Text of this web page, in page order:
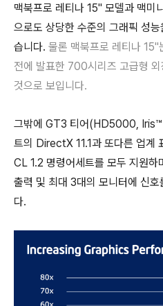
맥북프로 레티나 15" 모델과 맥미
으로도 상당한 수준의 그래픽 성
습니다. 물론 맥북프로 레티나 15"
전에 발표한 700시리즈 고급형
것으로 보입니다.
그밖에 GT3 티어(HD5000,
트의 DirectX 11.1과 또다른 업
CL 1.2 명령어세트를 모두 지원
출력 및 최대 3대의 모니터에 신호
다.